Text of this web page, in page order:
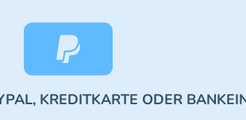
KREDITKARTE ODER